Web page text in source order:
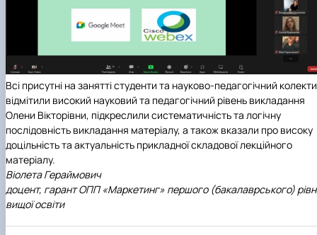
Всі присутні на занятті студенти та науково-педагогічний
відмітили високий науковий та педагогічний рівень викладання
Олени Вікторівни, підкреслили систематичність та логічну
послідовність викладання матеріалу, а також вказали про високу
доцільність та актуальність прикладної складової лекційного
матеріалу.
Віолета Гераймович
доцент, гарант ОПП «Маркетинг» першого (бакалаврського)
вищої освіти